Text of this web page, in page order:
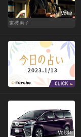
Vol.2
東彼男子
Vol.31